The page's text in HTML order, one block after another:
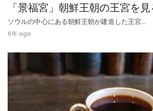
「景福宮」朝鮮王朝の王宮を
ソウルの中心にある朝鮮王朝が建造した王宮…
6年 ago